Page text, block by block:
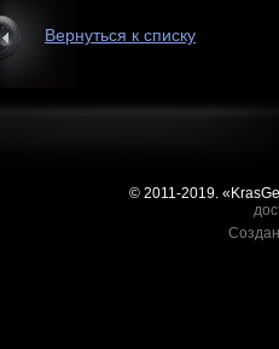
Вернуться к списку
© 2011-2019.